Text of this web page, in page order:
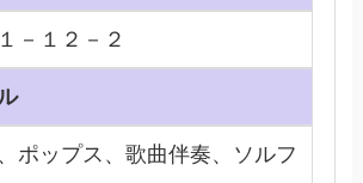
－１２－２
ポップス、歌曲伴奏、ソルフ